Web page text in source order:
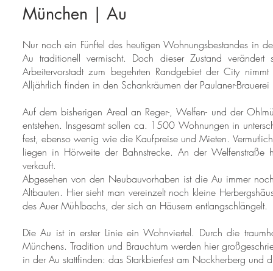
München | Au
Nur noch ein Fünftel des heutigen Wohnungsbestandes in
Au traditionell vermischt. Doch dieser Zustand
Arbeitervorstadt zum begehrten Randgebiet der City
Alljährlich finden in den Schankräumen der Paulaner-
Auf dem bisherigen Areal an Reger-, Welfen- und der
entstehen. Insgesamt sollen ca. 1500 Wohnungen in
fest, ebenso wenig wie die Kaufpreise und Mieten.
liegen in Hörweite der Bahnstrecke. An der Welfenstraße
verkauft.
Abgesehen von den Neubauvorhaben ist die Au immer
Altbauten. Hier sieht man vereinzelt noch kleine
des Auer Mühlbachs, der sich an Häusern entlangschlängelt.
Die Au ist in erster Linie ein Wohnviertel. Durch die
Münchens. Tradition und Brauchtum werden hier
in der Au stattfinden: das Starkbierfest am Nockherberg und